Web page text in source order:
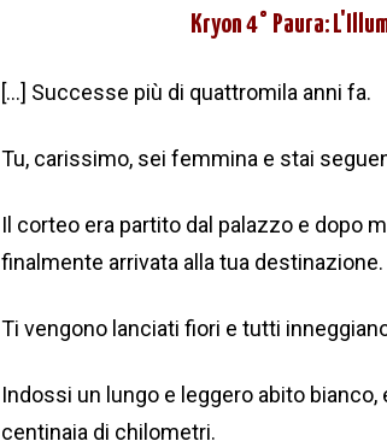
Kryon 4° Paura:
[...] Successe più di quattromila anni fa.
Tu, carissimo, sei femmina e stai
Il corteo era partito dal palazzo e dopo
finalmente arrivata alla tua destinazione.
Ti vengono lanciati fiori e tutti
Indossi un lungo e leggero abito
centinaia di chilometri.